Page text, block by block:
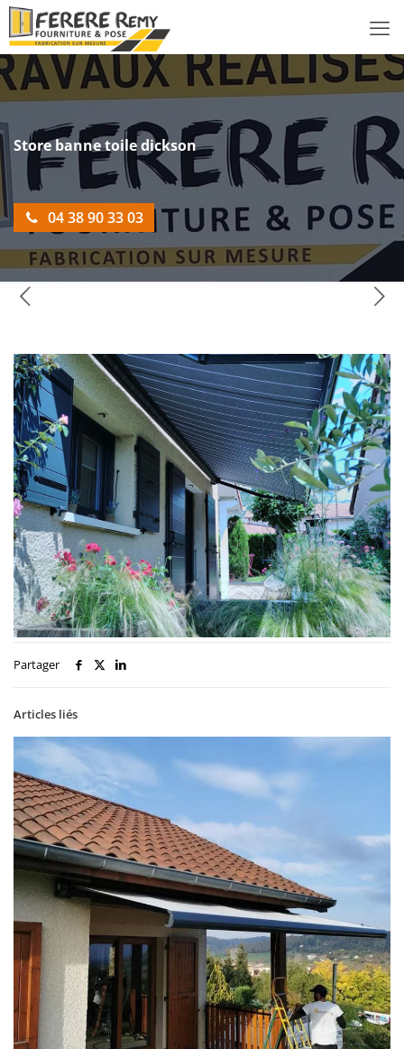
Store banne toile dickson
04 38 90 33 03
Partager
Articles liés